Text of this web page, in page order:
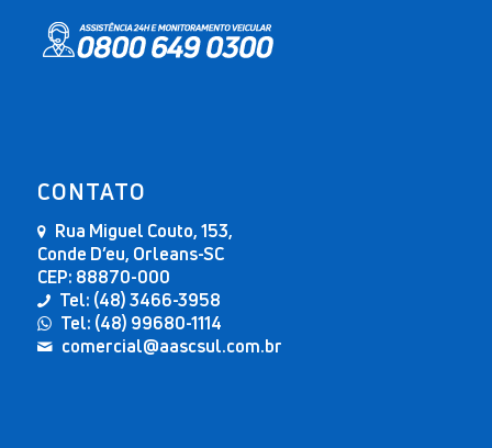
CONTATO
Rua Miguel Couto, 153,
Conde D’eu, Orleans-SC
CEP: 88870-000
Tel: (48) 3466-3958
Tel: (48) 99680-1114
comercial@aascsul.com.br